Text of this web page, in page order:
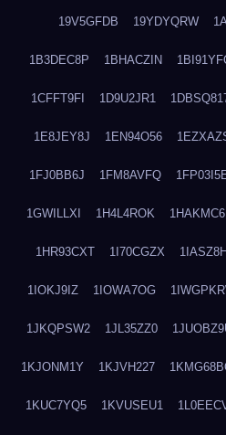
19V5GFDB 19YDYQRW
1B3DEC8P 1BHACZIN
1CFFT9FI 1D9U2JR1
1E8JEY8J 1EN94O56
1FJ0BB6J 1FM8AVFQ
1GWILLXI 1H4L4ROK
1HR93CXT 1I70CGZX
1IOKJ9IZ 1IOWA7OG
1JKQPSW2 1JL35ZZ0
1KJONM1Y 1KJVH227
1KUC7YQ5 1KVUSEU1